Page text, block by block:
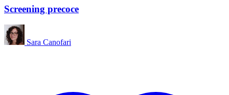
Screening precoce
Sara Canofari